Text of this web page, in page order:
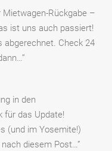
Mietwagen-Rückgabe –
ist uns auch passiert!
abgerechnet. Check 24
”
in den
für das Update!
(und im Yosemite!)
diesem Post…”